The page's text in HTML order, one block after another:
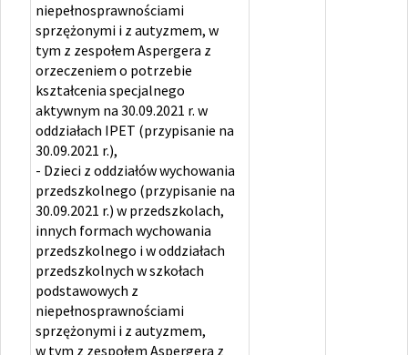
niepełnosprawnościami
sprzężonymi i z autyzmem, w
tym z zespołem Aspergera z
orzeczeniem o potrzebie
kształcenia specjalnego
aktywnym na 30.09.2021 r. w
oddziałach IPET (przypisanie na
30.09.2021 r.),
- Dzieci z oddziałów wychowania
przedszkolnego (przypisanie na
30.09.2021 r.) w przedszkolach,
innych formach wychowania
przedszkolnego i w oddziałach
przedszkolnych w szkołach
podstawowych z
niepełnosprawnościami
sprzężonymi i z autyzmem,
w tym z zespołem Aspergera z